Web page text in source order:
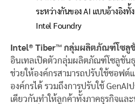
ระหว่างกันของ AI แบบอ้างอิง
Intel Foundry
Intel® Tiber™ กลุ่มผลิตภัณฑ์โซลู
อินเทลเปิดตัวกลุ่มผลิตภัณฑ์โซลูชัน
ช่วยให้องค์กรสามารถปรับใช้ซอฟต์
องค์กรได้ รวมถึงการปรับใช้
เดียวกันทำให้ลูกค้าทั้งภาคธุรกิจแล